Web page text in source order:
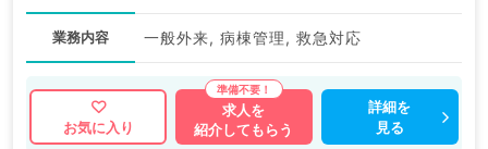
業務内容 一般外来, 病棟管理, 救急対応
お気に入り
求人を
紹介してもらう
詳細を
見る